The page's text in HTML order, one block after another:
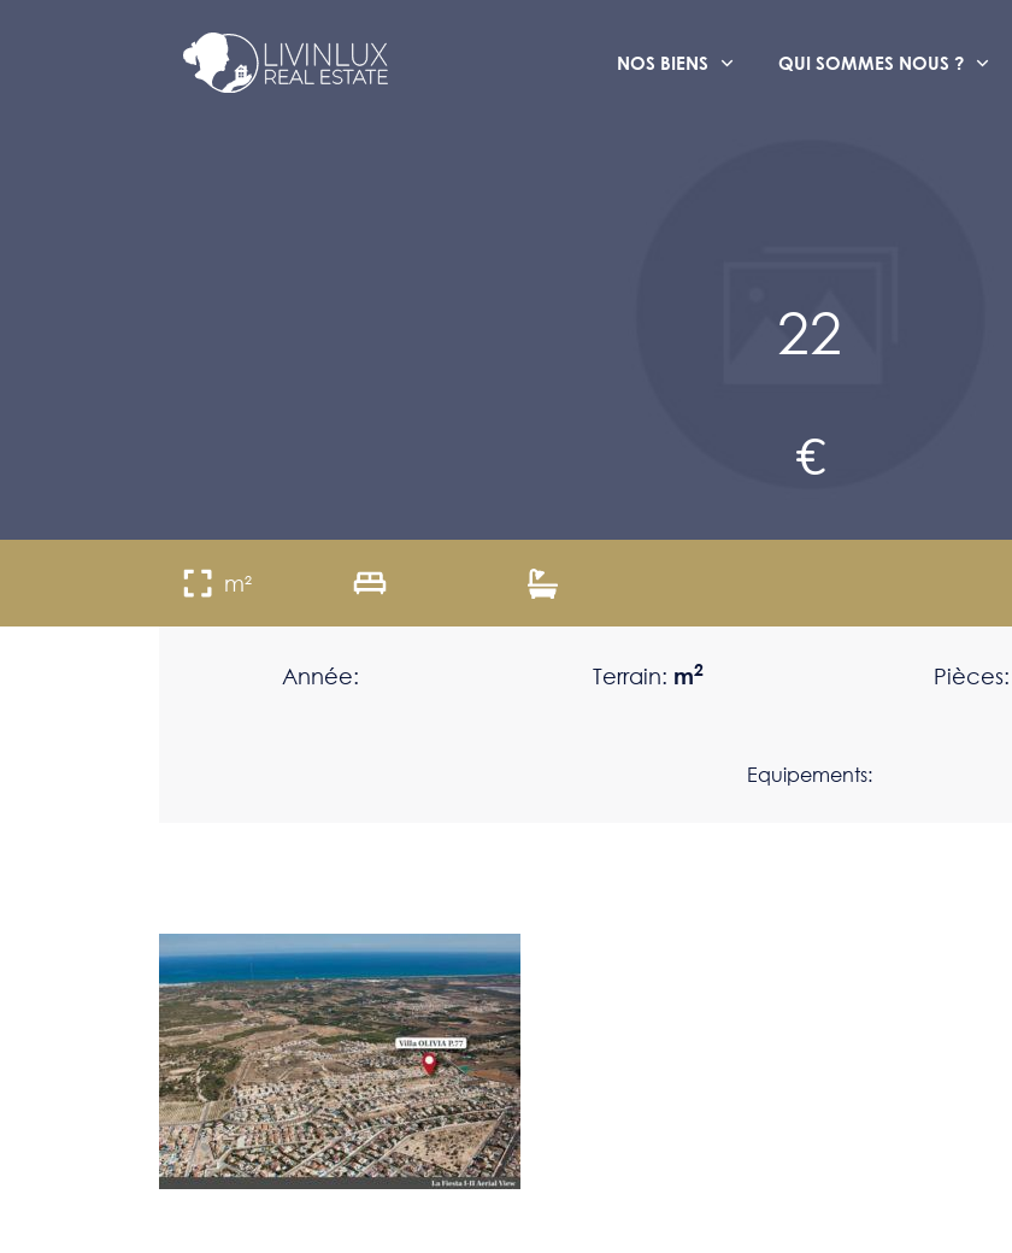
NOS BIENS QUI SOMMES NOUS ?
22
€
m²
Année: Terrain: m2 Pièces:
Equipements: